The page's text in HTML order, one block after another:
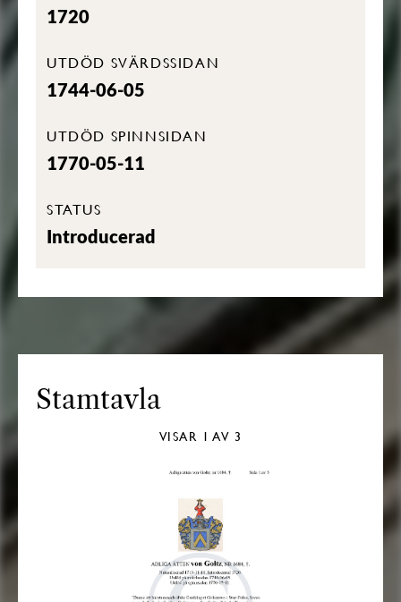
1720
UTDÖD SVÄRDSSIDAN
1744-06-05
UTDÖD SPINNSIDAN
1770-05-11
STATUS
Introducerad
Stamtavla
VISAR 1 AV 3